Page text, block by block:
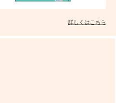
詳しくはこちら